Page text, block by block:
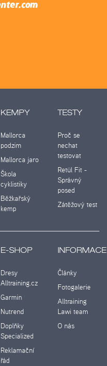
KEMPY
Mallorca
podzim
Mallorca jaro
Škola
cyklistiky
Běžkařský
kemp
TESTY
Proč se
nechat
testovat
Retül Fit -
Správný
posed
Zátěžový test
E-SHOP
Dresy
Alltraining.cz
Garmin
Nutrend
Doplňky
Specialized
Reklamační
řád
INFORMACE
Články
Fotogalerie
Alltraining
Lawi team
O nás